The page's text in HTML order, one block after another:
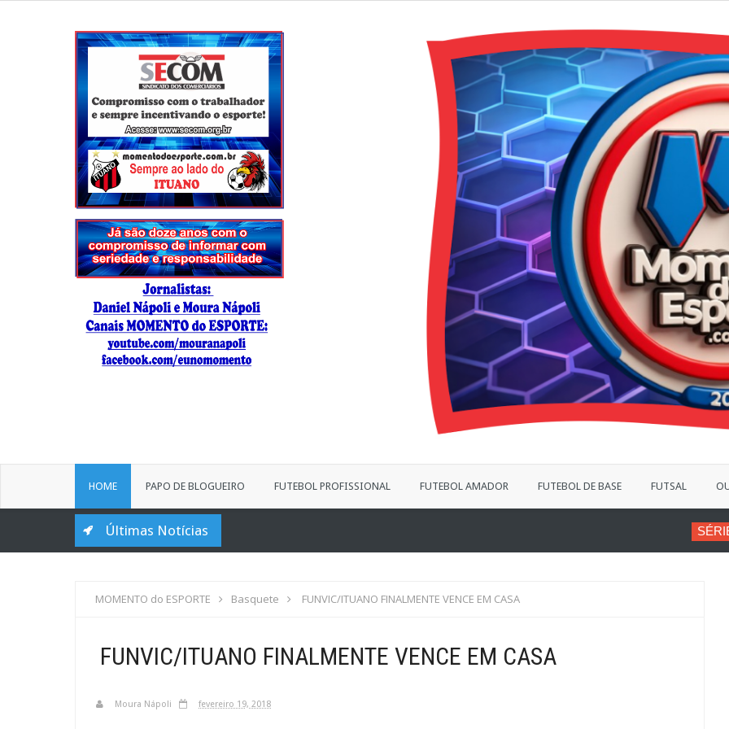
HOME PAPO DE BLOGUEIRO FUTEBOL PROFISSIONAL FUTEBOL AMADOR FUTEBOL DE BASE FUTSAL
Últimas Notícias VINÍCIUS
MOMENTO do ESPORTE Basquete FUNVIC/ITUANO FINALMENTE VENCE EM CASA
FUNVIC/ITUANO FINALMENTE VENCE EM CASA
Moura Nápoli fevereiro 19, 2018